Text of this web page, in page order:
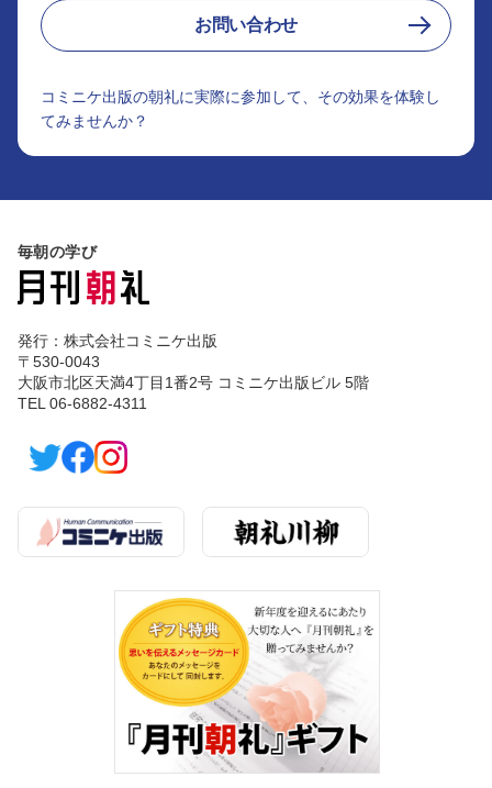
お問い合わせ
コミニケ出版の朝礼に実際に参加して、その効果を体験し
てみませんか？
毎朝の学び
発行：株式会社コミニケ出版
〒530-0043
大阪市北区天満4丁目1番2号 コミニケ出版ビル 5階
TEL 06-6882-4311